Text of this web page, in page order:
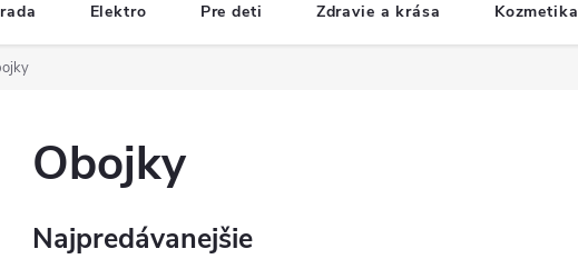
Elektro Pre deti Zdravie a krása Kozmetika
Obojky
Najpredávanejšie